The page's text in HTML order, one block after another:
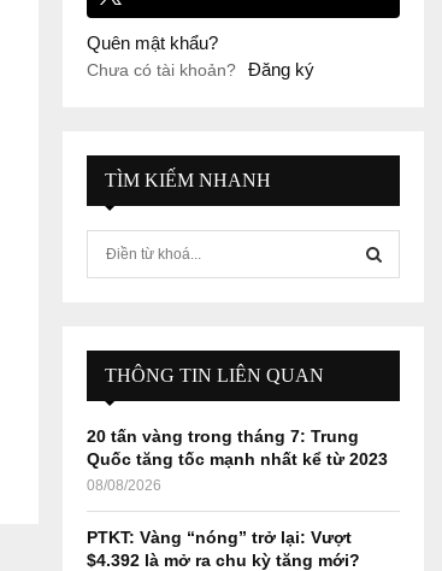
Quên mật khẩu?
Chưa có tài khoản? Đăng ký
TÌM KIẾM NHANH
r
:
E
A
THÔNG TIN LIÊN QUAN
20 tấn vàng trong tháng 7: Trung
Quốc tăng tốc mạnh nhất kể từ 2023
08/08/2026
PTKT: Vàng “nóng” trở lại: Vượt
$4.392 là mở ra chu kỳ tăng mới?